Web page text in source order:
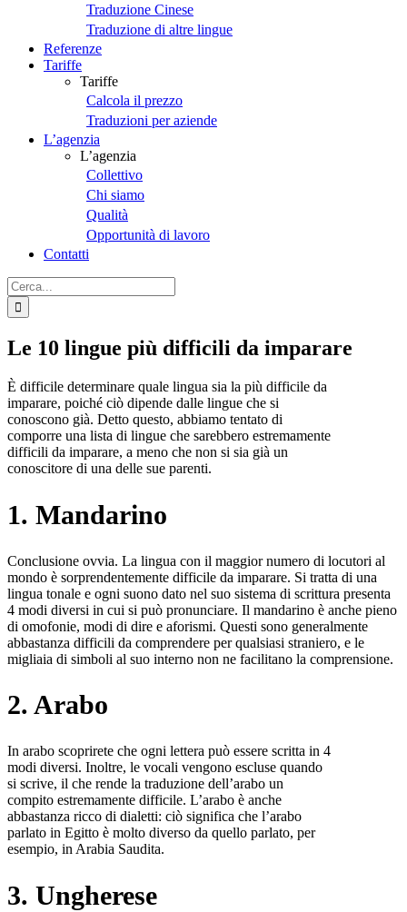
Traduzione Cinese
Traduzione di altre lingue
Referenze
Tariffe
Tariffe
Calcola il prezzo
Traduzioni per aziende
L’agenzia
L’agenzia
Collettivo
Chi siamo
Qualità
Opportunità di lavoro
Contatti
Cerca
per:
Le 10 lingue più difficili da imparare
È difficile determinare quale lingua sia la più difficile da
imparare, poiché ciò dipende dalle lingue che si
conoscono già. Detto questo, abbiamo tentato di
comporre una lista di lingue che sarebbero estremamente
difficili da imparare, a meno che non si sia già un
conoscitore di una delle sue parenti.
1. Mandarino
Conclusione ovvia. La lingua con il maggior numero di locutori al
mondo è sorprendentemente difficile da imparare. Si tratta di una
lingua tonale e ogni suono dato nel suo sistema di scrittura presenta
4 modi diversi in cui si può pronunciare. Il mandarino è anche pieno
di omofonie, modi di dire e aforismi. Questi sono generalmente
abbastanza difficili da comprendere per qualsiasi straniero, e le
migliaia di simboli al suo interno non ne facilitano la comprensione.
2. Arabo
In arabo scoprirete che ogni lettera può essere scritta in 4
modi diversi. Inoltre, le vocali vengono escluse quando
si scrive, il che rende la traduzione dell’arabo un
compito estremamente difficile. L’arabo è anche
abbastanza ricco di dialetti: ciò significa che l’arabo
parlato in Egitto è molto diverso da quello parlato, per
esempio, in Arabia Saudita.
3. Ungherese